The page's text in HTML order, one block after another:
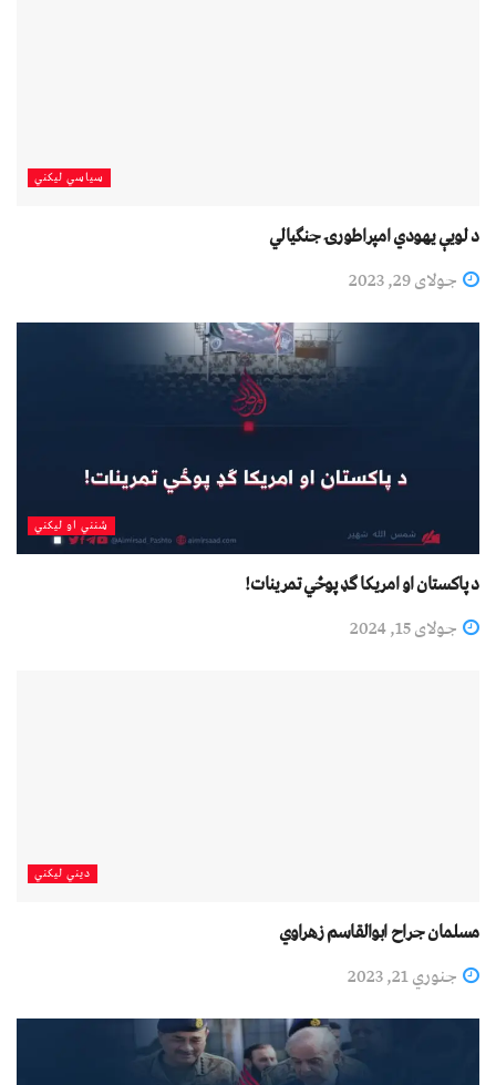
سیاسي لیکني
د لویې یهودي امپراطورۍ جنګیالي
جولای 29, 2023
شنني او لیکني
د پاکستان او امريکا ګډ پوځي تمرینات!
جولای 15, 2024
دیني لیکني
مسلمان جراح ابوالقاسم زهراوي
جنوري 21, 2023